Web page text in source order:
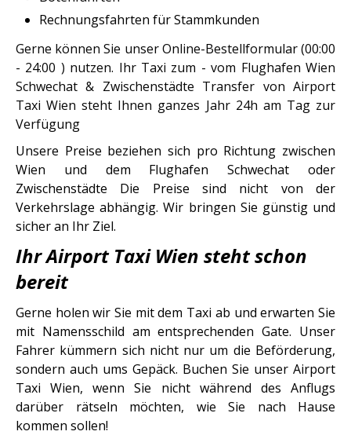
Rechnungsfahrten für Stammkunden
Gerne können Sie unser Online-Bestellformular (00:00
- 24:00 ) nutzen. Ihr Taxi zum - vom Flughafen Wien
Schwechat & Zwischenstädte Transfer von Airport
Taxi Wien steht Ihnen ganzes Jahr 24h am Tag zur
Verfügung
Unsere Preise beziehen sich pro Richtung zwischen
Wien und dem Flughafen Schwechat oder
Zwischenstädte Die Preise sind nicht von der
Verkehrslage abhängig. Wir bringen Sie günstig und
sicher an Ihr Ziel.
Ihr Airport Taxi Wien steht schon
bereit
Gerne holen wir Sie mit dem Taxi ab und erwarten Sie
mit Namensschild am entsprechenden Gate. Unser
Fahrer kümmern sich nicht nur um die Beförderung,
sondern auch ums Gepäck. Buchen Sie unser Airport
Taxi Wien, wenn Sie nicht während des Anflugs
darüber rätseln möchten, wie Sie nach Hause
kommen sollen!